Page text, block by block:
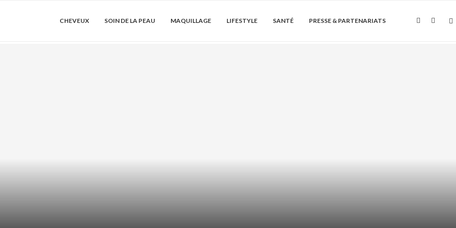
CHEVEUX SOIN DE LA PEAU MAQUILLAGE LIFESTYLE SANTÉ PRESSE & PARTENARIATS